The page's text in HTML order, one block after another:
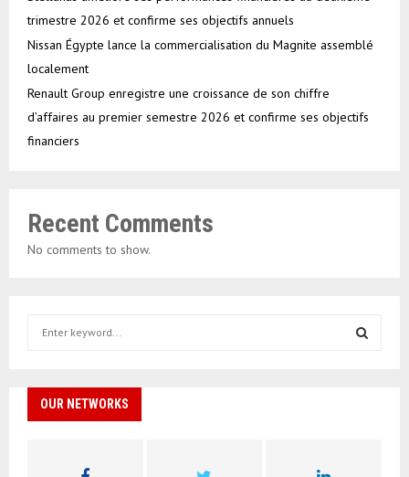
trimestre 2026 et confirme ses objectifs annuels
Nissan Égypte lance la commercialisation du Magnite assemblé
localement
Renault Group enregistre une croissance de son chiffre
d’affaires au premier semestre 2026 et confirme ses objectifs
financiers
Recent Comments
No comments to show.
h
OUR NETWORKS